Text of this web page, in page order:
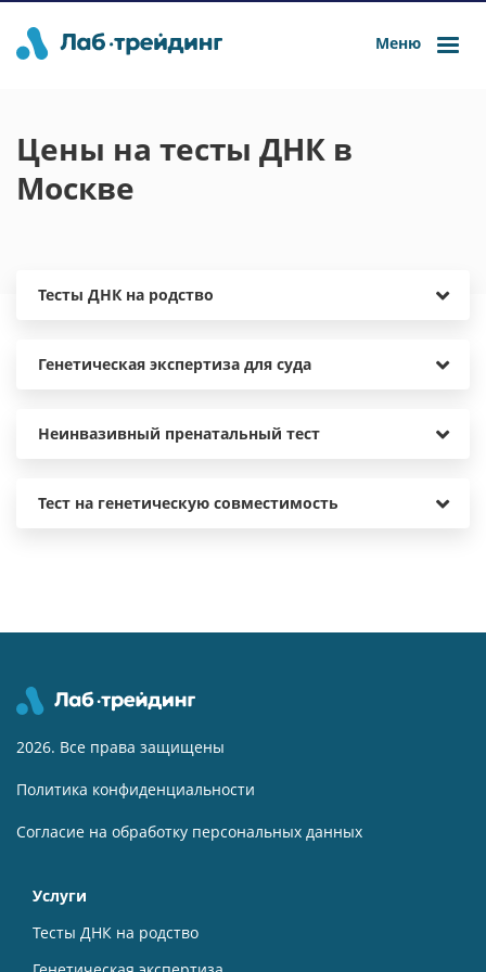
Меню
Цены на тесты ДНК в
Москве
Тесты ДНК на родство
Генетическая экспертиза для суда
Неинвазивный пренатальный тест
Тест на генетическую совместимость
2026. Все права защищены
Политика конфиденциальности
Согласие на обработку персональных данных
Услуги
Тесты ДНК на родство